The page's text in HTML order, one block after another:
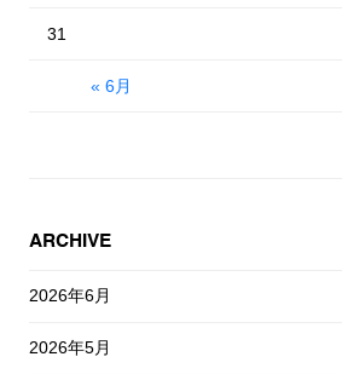
« 6月
31
ARCHIVE
2026年6月
2026年5月